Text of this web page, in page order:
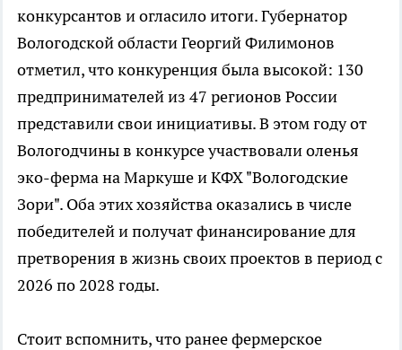
конкурсантов и огласило итоги. Губернатор
Вологодской области Георгий Филимонов
отметил, что конкуренция была высокой: 130
предпринимателей из 47 регионов России
представили свои инициативы. В этом году от
Вологодчины в конкурсе участвовали оленья
эко-ферма на Маркуше и КФХ "Вологодские
Зори". Оба этих хозяйства оказались в числе
победителей и получат финансирование для
претворения в жизнь своих проектов в период с
2026 по 2028 годы.
Стоит вспомнить, что ранее фермерское